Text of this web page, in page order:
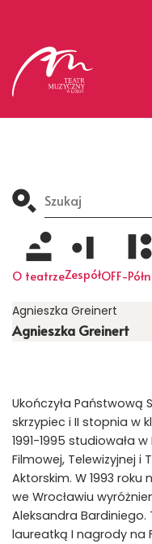
for:
O teatrzeZespółOFF-
Agnieszka Greinert
Agnieszka Greinert
Ukończyła Państwową
skrzypiec i II stopnia w
1991-1995 studiowała
Filmowej, Telewizyjnej i
Aktorskim. W 1993 roku
we Wrocławiu
Aleksandra Bardiniego.
laureatką I nagrody na